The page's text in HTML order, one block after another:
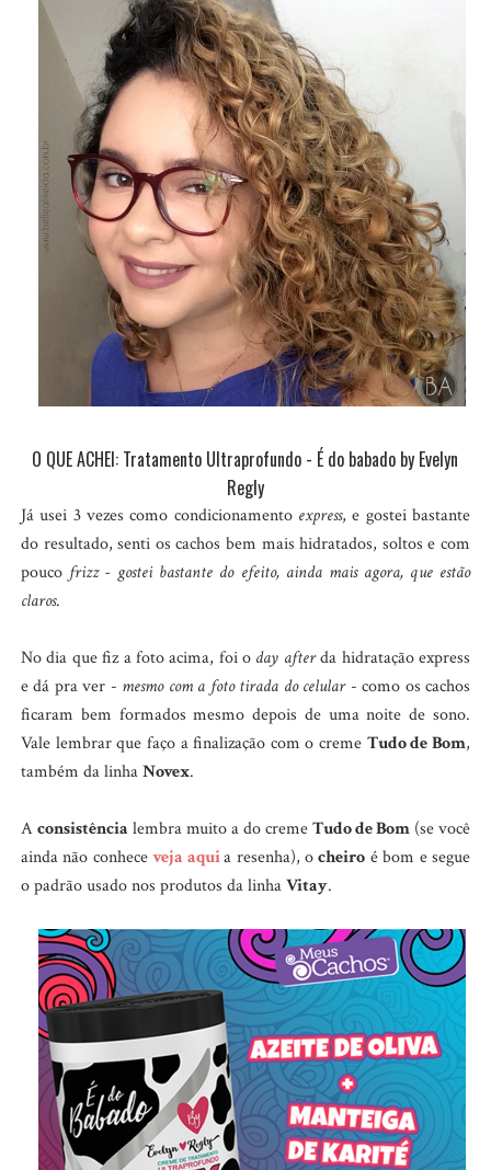
O QUE ACHEI: Tratamento Ultraprofundo - É do babado by Evelyn
Regly
Já usei 3 vezes como condicionamento express, e gostei bastante
do resultado, senti os cachos bem mais hidratados, soltos e com
pouco frizz - gostei bastante do efeito, ainda mais agora, que estão
claros.
No dia que fiz a foto acima, foi o day afterda hidratação express
e dá pra ver - mesmo com a foto tirada do celular- como os cachos
ficaram bem formados mesmo depois de uma noite de sono.
Vale lembrar que faço a finalização com o creme Tudo de Bom,
também da linhaNovex.
Aconsistência lembra muito a do cremeTudo de Bom (se você
ainda não conheceveja aquia resenha), ocheiro é bom e segue
o padrão usado nos produtos da linhaVitay.